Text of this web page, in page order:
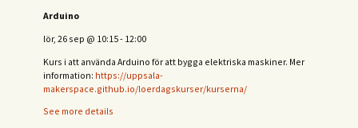
Arduino
lör, 26 sep @ 10:15- 12:00
Kurs i att använda Arduino för att bygga elektriska maskiner. Mer
information: https://uppsala-
makerspace.github.io/loerdagskurser/kurserna/
See more details